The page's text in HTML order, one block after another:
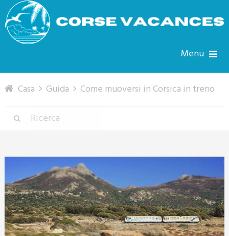
Menu
Casa Guida Come muoversi in Corsica in treno